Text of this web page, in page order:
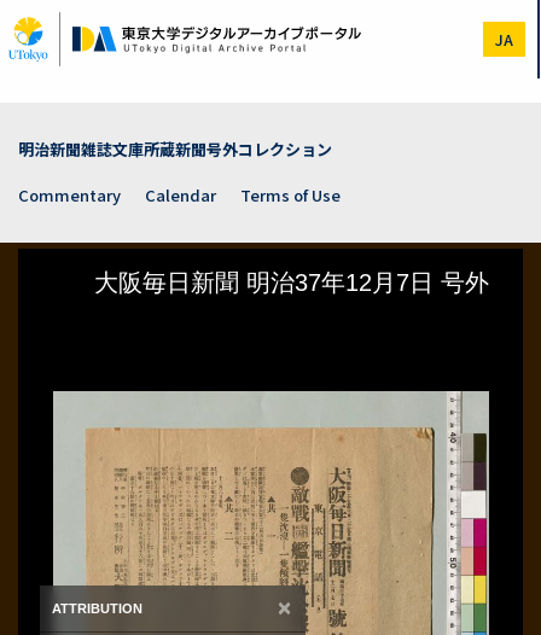
to
main
JA
明治新聞雑誌文庫所蔵新聞号外コレクション
Commentary
Calendar Terms of Use